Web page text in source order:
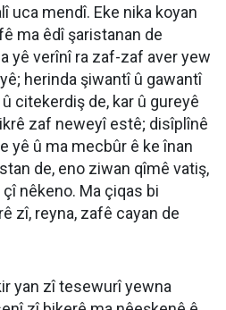
uca mendî. Eke nika koyan
ma êdî şaristanan de
yê verînî ra zaf-zaf aver yew
herinda şiwantî û gawantî
citekerdiş de, kar û gureyê
zaf neweyî estê; disîplînê
yê û ma mecbûr ê ke înan
de, eno ziwan qîmê vatiş,
nêkeno. Ma çiqas bi
zî, reyna, zafê cayan de
yan zî tesewurî yewna